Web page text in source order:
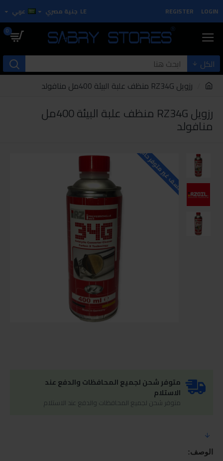
LOGIN
REGISTER
LE جنية مصري عربي
0
الكل
رزويل RZ34G منظف علبة البيئة 400مل منافولد
رزويل RZ34G منظف علبة البيئة 400مل
منافولد
للاسف غير متوفر حاليا
متوفر شحن لجميع المحافظات والدفع عند
الاستلام
متوفر شحن لجميع المحافظات والدفع عند الاستلام
الوصف: